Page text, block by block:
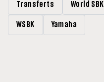
Transferts World SBK
WSBK Yamaha